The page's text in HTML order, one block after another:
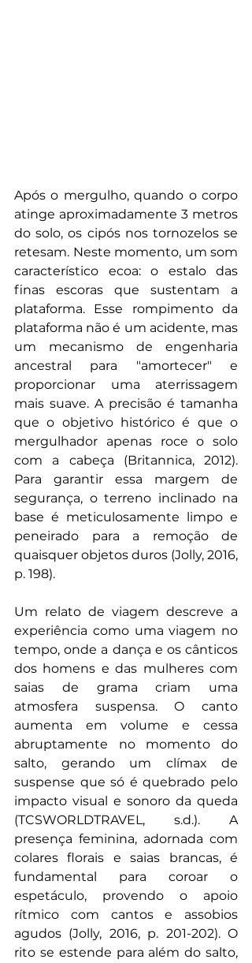
Após o mergulho, quando o corpo
atinge aproximadamente 3 metros
do solo, os cipós nos tornozelos se
retesam. Neste momento, um som
característico ecoa: o estalo das
finas escoras que sustentam a
plataforma. Esse rompimento da
plataforma não é um acidente, mas
um mecanismo de engenharia
ancestral para "amortecer" e
proporcionar uma aterrissagem
mais suave. A precisão é tamanha
que o objetivo histórico é que o
mergulhador apenas roce o solo
com a cabeça (Britannica, 2012).
Para garantir essa margem de
segurança, o terreno inclinado na
base é meticulosamente limpo e
peneirado para a remoção de
quaisquer objetos duros (Jolly, 2016,
p. 198).
Um relato de viagem descreve a
experiência como uma viagem no
tempo, onde a dança e os cânticos
dos homens e das mulheres com
saias de grama criam uma
atmosfera suspensa. O canto
aumenta em volume e cessa
abruptamente no momento do
salto, gerando um clímax de
suspense que só é quebrado pelo
impacto visual e sonoro da queda
(TCSWORLDTRAVEL, s.d.). A
presença feminina, adornada com
colares florais e saias brancas, é
fundamental para coroar o
espetáculo, provendo o apoio
rítmico com cantos e assobios
agudos (Jolly, 2016, p. 201-202). O
rito se estende para além do salto,